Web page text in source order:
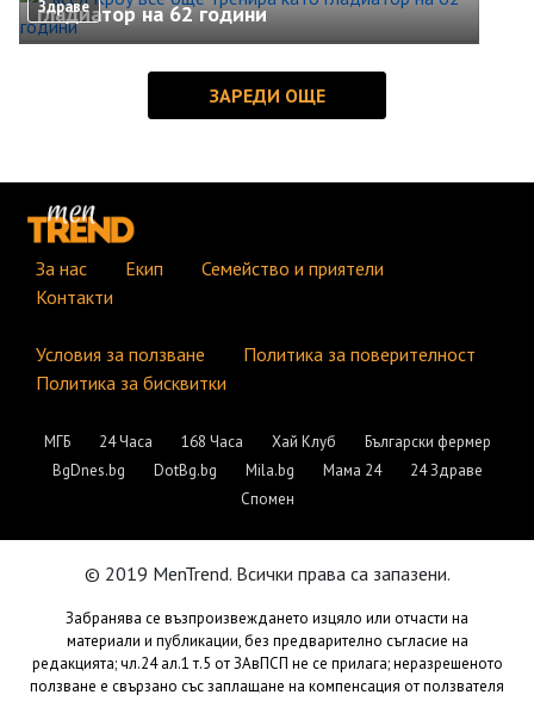
Здраве
гладиатор на 62 години
За нас Екип
Семейство и приятели
Контакти
Условия за ползване
Политика за поверителност
Политика за бисквитки
МГБ 24 Часа 168 Часа Хай Клуб
Български фермер
BgDnes.bg
DotBg.bg Mila.bg Мама 24
24 Здраве
Спомен
© 2019 MenTrend. Всички права са запазени.
Забранява се възпроизвеждането изцяло или отчасти на
материали и публикации, без предварително съгласие на
редакцията; чл.24 ал.1 т.5 от ЗАвПСП не се прилага; неразрешеното
ползване е свързано със заплащане на компенсация от ползвателя